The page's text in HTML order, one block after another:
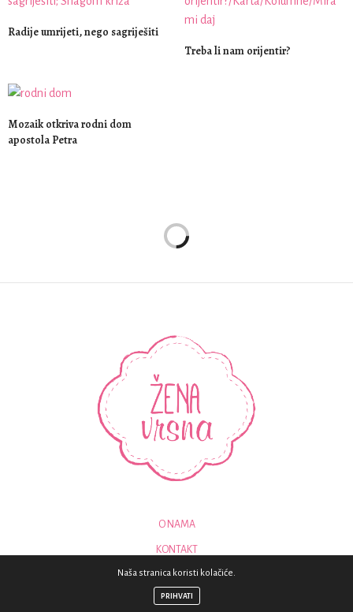
Radije umrijeti, nego sagriješiti
Treba li nam orijentir?
Mozaik otkriva rodni dom
apostola Petra
O NAMA
KONTAKT
© 2018 - SVA PRAVA PRIDRŽANA - ZENAVRSNA.COM
Naša stranica koristi kolačiće.
PRIHVATI